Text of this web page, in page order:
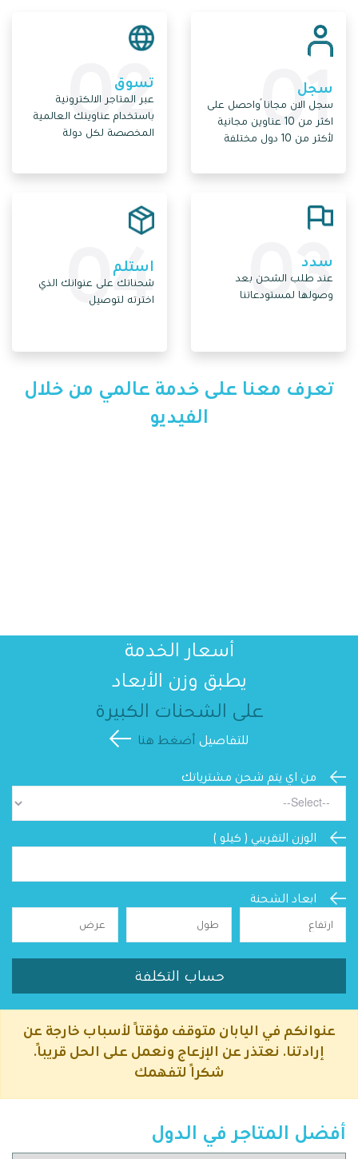
01
سجل
سجل الان مجاناً واحصل على
اكثر من 10 عناوين مجانية
لأكثر من 10 دول مختلفة
02
تسوق
عبر المتاجر الالكترونية
باستخدام عناوينك العالمية
المخصصة لكل دولة
03
سدد
عند طلب الشحن بعد
وصولها لمستودعاتنا
04
استلم
شحناتك على عنوانك الذي
اخترته لتوصيل
تعرف معنا على خدمة عالمي من خلال
الفيديو
أسعار الخدمة
يطبق وزن الأبعاد
على الشحنات الكبيرة
للتفاصيل أضغط هنا
من اي يتم شحن مشترياتك
الوزن التقريبي ( كيلو )
ابعاد الشحنة
حساب التكلفة
عنوانكم في اليابان متوقف مؤقتًا لأسباب خارجة عن
إرادتنا. نعتذر عن الإزعاج ونعمل على الحل قريبًا.
شكرًا لتفهمك
أفضل المتاجر في الدول